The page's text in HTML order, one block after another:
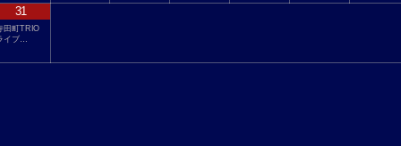
31
田町TRIO
イブ…